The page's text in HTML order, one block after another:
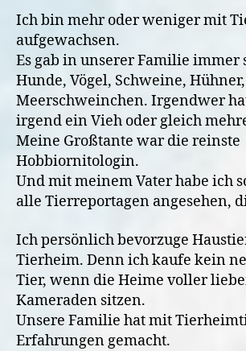
Ich bin mehr oder weniger mit
aufgewachsen.
Es gab in unserer Familie immer
Hunde, Vögel, Schweine,
Meerschweinchen. Irgendwer
irgend ein Vieh oder gleich
Meine Großtante war die reinste
Hobbiornitologin.
Und mit meinem Vater habe ich
alle Tierreportagen angesehen,
Ich persönlich bevorzuge
Tierheim. Denn ich kaufe kein
Tier, wenn die Heime voller
Kameraden sitzen.
Unsere Familie hat mit
Erfahrungen gemacht.